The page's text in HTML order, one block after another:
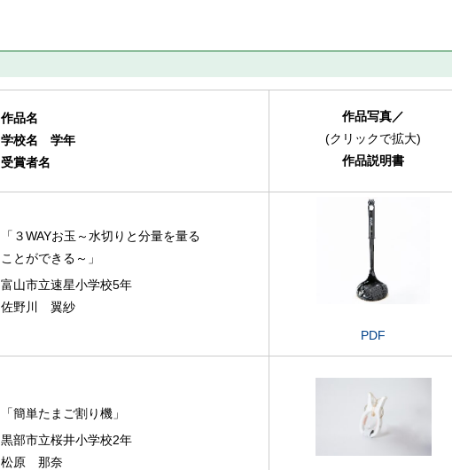
作品名
学校名 学年
受賞者名
作品写真／
(クリックで拡大)
作品説明書
「３WAYお玉～水切りと分量を量る
ことができる～」
富山市立速星小学校5年
佐野川 翼紗
PDF
「簡単たまご割り機」
黒部市立桜井小学校2年
松原 那奈